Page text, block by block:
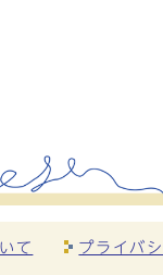
て プライバ